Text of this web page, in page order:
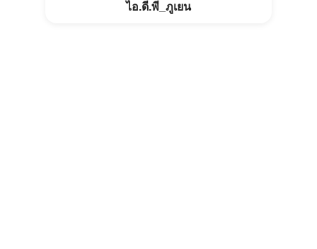
ไอ.ดี.พี_ภูเยน